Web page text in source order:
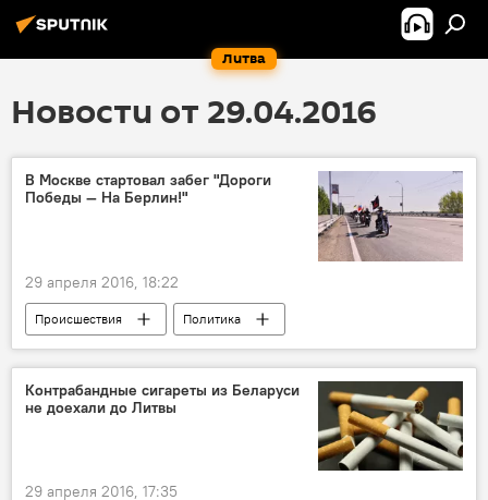
Литва
Новости от 29.04.2016
В Москве стартовал забег "Дороги
Победы — На Берлин!"
29 апреля 2016, 18:22
Происшествия
Политика
Общество
В мире
В России
Мотопробег "Дороги Победы — На Берлин!"
Контрабандные сигареты из Беларуси
не доехали до Литвы
29 апреля 2016, 17:35